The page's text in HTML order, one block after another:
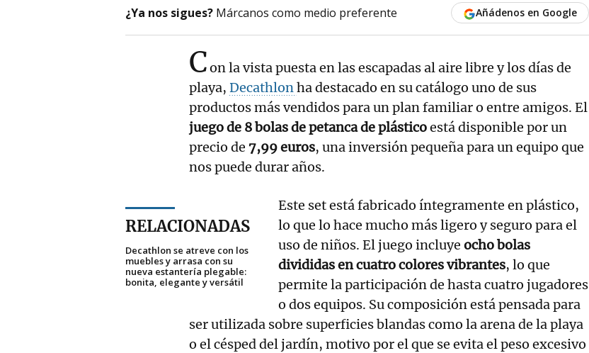
¿Ya nos sigues? Márcanos como medio preferente Añádenos en Google
Con la vista puesta en las escapadas al aire libre y los días de
playa, Decathlonha destacado en su catálogo uno de sus
productos más vendidos para un plan familiar o entre amigos. El
juego de 8 bolas de petanca de plásticoestá disponible por un
precio de 7,99 euros, una inversión pequeña para un equipo que
nos puede durar años.
RELACIONADAS
Decathlon se atreve con los
muebles y arrasa con su
nueva estantería plegable:
bonita, elegante y versátil
Este set está fabricado íntegramente en plástico,
lo que lo hace mucho más ligero y seguro para el
uso de niños. El juego incluyeocho bolas
divididas en cuatro colores vibrantes, lo que
permite la participación de hasta cuatro jugadores
o dos equipos. Su composición está pensada para
ser utilizada sobre superficies blandas como la arena de la playa
o el césped del jardín, motivo por el que se evita el peso excesivo